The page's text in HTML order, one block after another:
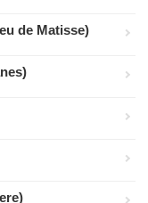
de Matisse)